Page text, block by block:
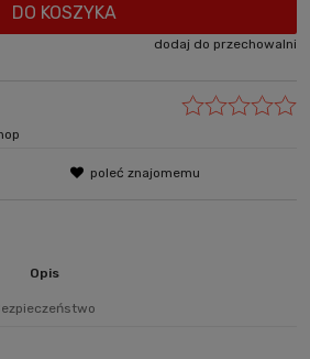
DO KOSZYKA
dodaj do przechowalni
poleć znajomemu
Opis